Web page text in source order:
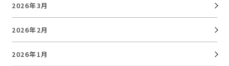
2026年3月
2026年2月
2026年1月